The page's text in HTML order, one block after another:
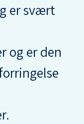
er svært
og er den